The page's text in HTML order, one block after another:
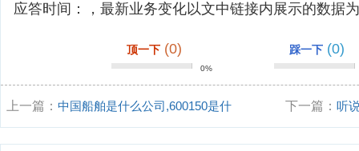
应答时间：，最新业务变化以文中链接内展示的数据
顶一下 (0)
0%
踩一下 (0)
上一篇： 中国船舶是什么公司,600150是什
么公司
下一篇：听
天津首航之